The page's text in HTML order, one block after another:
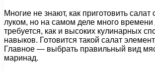
Многие не знают, как приготовить салат
луком, но на самом деле много времени
требуется, как и высоких кулинарных
навыков. Готовится такой салат
Главное — выбрать правильный вид
маринад.